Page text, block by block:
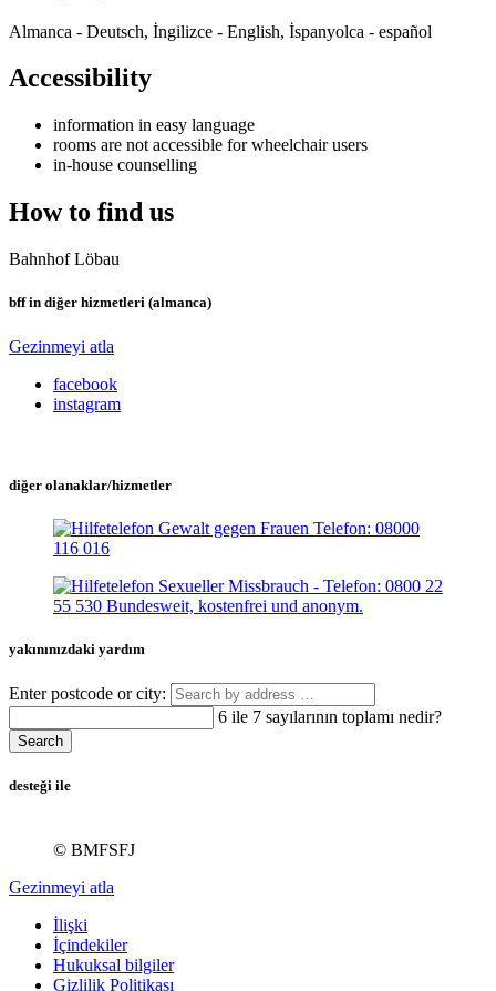
Almanca - Deutsch, İngilizce - English, İspanyolca - español
Accessibility
information in easy language
rooms are not accessible for wheelchair users
in-house counselling
How to find us
Bahnhof Löbau
bff in diğer hizmetleri (almanca)
Gezinmeyi atla
facebook
instagram
diğer olanaklar/hizmetler
yakınınızdaki yardım
Enter postcode or city:
6 ile 7 sayılarının toplamı nedir?
Search
desteği ile
© BMFSFJ
Gezinmeyi atla
İlişki
İçindekiler
Hukuksal bilgiler
Gizlilik Politikası